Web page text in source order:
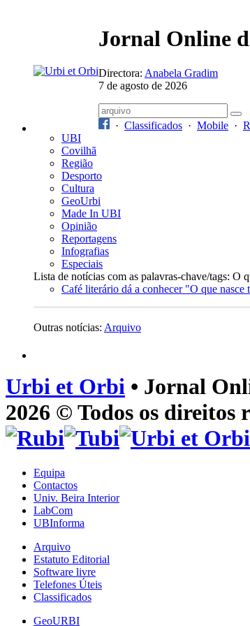
Jornal Online
Directora: Anabela Gradim
7 de agosto de 2026
· Classificados · Mobile ·
UBI
Covilhã
Região
Desporto
Cultura
GeoUrbi
Made In UBI
Opinião
Reportagens
Infografias
Especiais
Lista de notícias com as palavras-chave/tags: O
Café literário dá a conhecer "O que nasce
Outras notícias: Arquivo
Urbi et Orbi • Jornal
2026 © Todos os direitos
Equipa
Contactos
Univ. Beira Interior
LabCom
UBInforma
Arquivo
Estatuto Editorial
Software livre
Telefones Úteis
Classificados
GeoURBI